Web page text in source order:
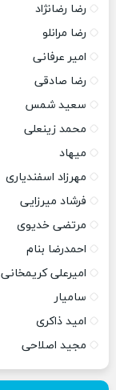
رضا رضانژاد
رضا مرانلو
امیر عرفانی
رضا صادقی
سعید شمس
محمد زینعلی
میهاد
مهرزاد اسفندیاری
فرشاد میرزایی
مرتضی خدیوی
احمدرضا بنام
امیرعلی کریمخانی
سامیار
امید ذاکری
مجید اصلاحی